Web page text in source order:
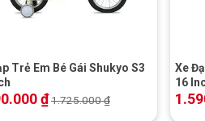
Trẻ Em Bé Gái Shukyo S3
₫1.725.000₫
Xe
16